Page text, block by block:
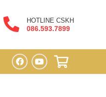
HOTLINE CSKH
086.593.7899